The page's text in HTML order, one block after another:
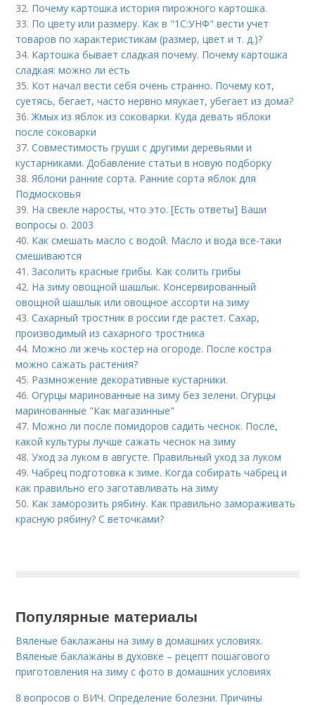
32. Почему картошка история пирожного картошка.
33. По цвету или размеру. Как в "1С:УНФ" вести учет
товаров по характеристикам (размер, цвет и т. д.)?
34. Картошка бывает сладкая почему. Почему картошка
сладкая: можно ли есть
35. Кот начал вести себя очень странно. Почему кот,
суетясь, бегает, часто нервно мяукает, убегает из дома?
36.Жмых из яблок из соковарки. Куда девать яблоки
после соковарки
37.Совместимость груши с другими деревьями и
кустарниками. Добавление статьи в новую подборку
38. Яблони ранние сорта. Ранние сорта яблок для
Подмосковья
39. На свекле наросты, что это. [Есть ответы] Ваши
вопросы о. 2003
40. Как смешать масло с водой. Масло и вода все-таки
смешиваются
41.Засолить красные грибы. Как солить грибы
42. На зиму овощной шашлык. Консервированный
овощной шашлык или овощное ассорти на зиму
43.Сахарный тростник в россии где растет. Сахар,
производимый из сахарного тростника
44. Можно ли жечь костер на огороде. После костра
можно сажать растения?
45. Размножение декоративные кустарники.
46.Огурцы маринованные на зиму без зелени. Огурцы
маринованные "Как магазинные"
47. Можно ли после помидоров садить чеснок. После,
какой культуры лучше сажать чеснок на зиму
48.Уход за луком в августе. Правильный уход за луком
49.Чабрец подготовка к зиме. Когда собирать чабрец и
как правильно его заготавливать на зиму
50. Как заморозить рябину. Как правильно замораживать
красную рябину? С веточками?
Популярные материалы
Вяленые баклажаны на зиму в домашних условиях.
Вяленые баклажаны в духовке – рецепт пошагового
приготовления на зиму с фото в домашних условиях
8 вопросов о ВИЧ. Определение болезни. Причины